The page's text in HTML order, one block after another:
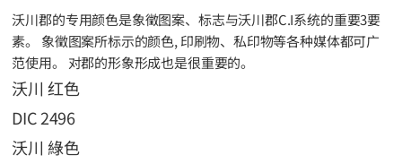
沃川郡的专用颜色是象徵图案、标志与沃川郡C.I系统的重要3要
素。 象徵图案所标示的颜色, 印刷物、私印物等各种媒体都可广
范使用。 对郡的形象形成也是很重要的。
沃川 红色
DIC 2496
沃川 綠色